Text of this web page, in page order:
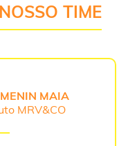
TIME
MAIA
MRV&CO